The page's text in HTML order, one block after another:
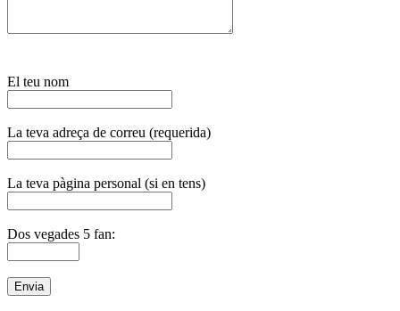
El teu nom
La teva adreça de correu (requerida)
La teva pàgina personal (si en tens)
Dos vegades 5 fan: